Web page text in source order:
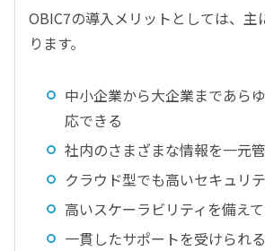
OBIC7の導入メリットとしては、主
ります。
中小企業から大企業まであら
応できる
社内のさまざまな情報を一元
クラウド型でも高いセキュリ
高いスケーラビリティを備え
一貫したサポートを受けられる